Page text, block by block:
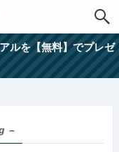
ルを【無料】でプレゼ
–